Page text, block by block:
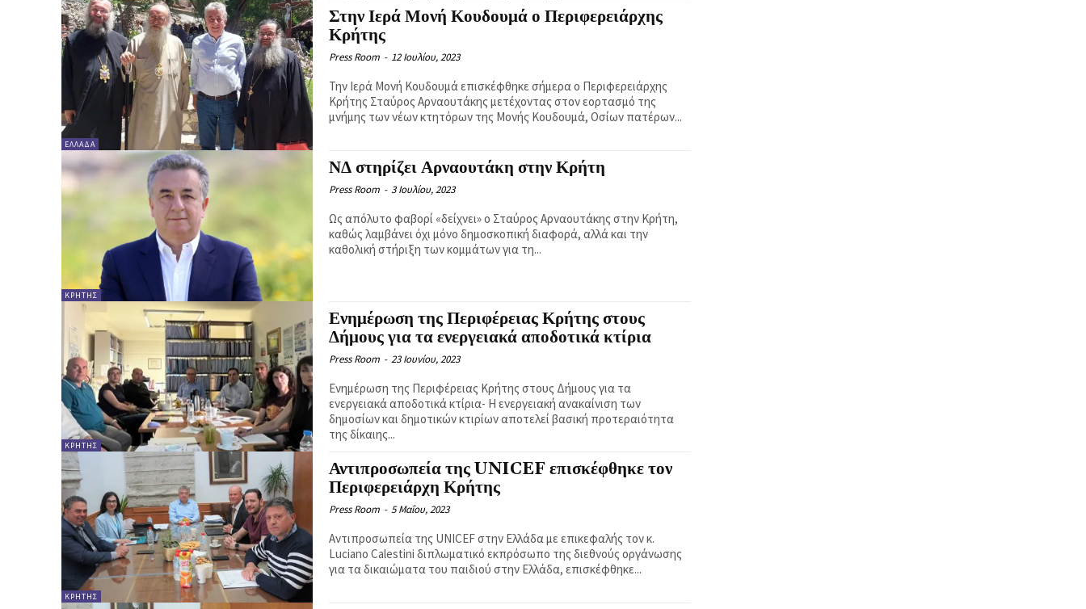
ΕΛΛΑΔΑ
Στην Ιερά Μονή Κουδουμά ο Περιφερειάρχης
Κρήτης
Press Room - 12 Ιουλίου, 2023
Την Ιερά Μονή Κουδουμά επισκέφθηκε σήμερα ο Περιφερειάρχης
Κρήτης Σταύρος Αρναουτάκης μετέχοντας στον εορτασμό της
μνήμης των νέων κτητόρων της Μονής Κουδουμά, Οσίων πατέρων...
ΚΡΉΤΗΣ
ΝΔ στηρίζει Αρναουτάκη στην Κρήτη
Press Room - 3 Ιουλίου, 2023
Ως απόλυτο φαβορί «δείχνει» ο Σταύρος Αρναουτάκης στην Κρήτη,
καθώς λαμβάνει όχι μόνο δημοσκοπική διαφορά, αλλά και την
καθολική στήριξη των κομμάτων για τη...
ΚΡΉΤΗΣ
Ενημέρωση της Περιφέρειας Κρήτης στους
Δήμους για τα ενεργειακά αποδοτικά κτίρια
Press Room - 23 Ιουνίου, 2023
Ενημέρωση της Περιφέρειας Κρήτης στους Δήμους για τα
ενεργειακά αποδοτικά κτίρια- Η ενεργειακή ανακαίνιση των
δημοσίων και δημοτικών κτιρίων αποτελεί βασική προτεραιότητα
της δίκαιης...
ΚΡΉΤΗΣ
Αντιπροσωπεία της UNICEF επισκέφθηκε τον
Περιφερειάρχη Κρήτης
Press Room - 5 Μαΐου, 2023
Αντιπροσωπεία της UNICEF στην Ελλάδα με επικεφαλής τον κ.
Luciano Calestini διπλωματικό εκπρόσωπο της διεθνούς οργάνωσης
για τα δικαιώματα του παιδιού στην Ελλάδα, επισκέφθηκε...